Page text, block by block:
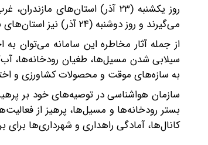
روز یکشنبه (۲۳ آذر) استان‌های
می‌گیرند و روز دوشنبه (۲۴ آذر) نیز استان‌های بوشهر و فارس با این شرایط جوی مواجه خواهند شد.
از جمله آثار مخاطره این سامانه می‌توان
سیلابی شدن مسیل‌ها، طغیان رودخانه‌ها،
به سازه‌های موقت و محصولات کشاورزی و
سازمان هواشناسی در توصیه‌های خود بر
بستر رودخانه‌ها و مسیل‌ها، پرهیز از
کانال‌ها، آمادگی راهداری و شهرداری‌ها